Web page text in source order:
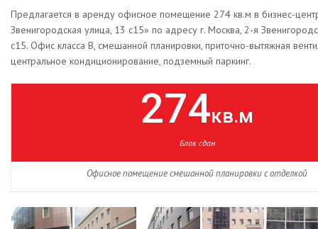
Предлагается в аренду офисное помещение 274 кв.м в бизнес-
Звенигородская улица, 13 с15» по адресу г. Москва, 2-я
с15. Офис класса B, смешанной планировки, приточно-вытяжная
центральное кондиционирование, подземный паркинг.
274кв.м
Блок сдан
Офисное помещение смешанной планировки с отделкой